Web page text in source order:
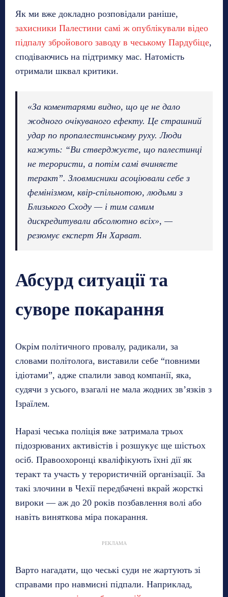
Як ми вже докладно розповідали раніше,
захисники Палестини самі ж опублікували відео
підпалу збройового заводу в чеському Пардубіце,
сподіваючись на підтримку мас. Натомість
отримали шквал критики.
«За коментарями видно, що це не дало
жодного очікуваного ефекту. Це страшний
удар по пропалестинському руху. Люди
кажуть: “Ви стверджуєте, що палестинці
не терористи, а потім самі вчиняєте
теракт”. Зловмисники асоціювали себе з
фемінізмом, квір-спільнотою, людьми з
Близького Сходу — і тим самим
дискредитували абсолютно всіх», —
резюмує експерт Ян Харват.
Абсурд ситуації та
суворе покарання
Окрім політичного провалу, радикали, за
словами політолога, виставили себе “повними
ідіотами”, адже спалили завод компанії, яка,
судячи з усього, взагалі не мала жодних зв’язків з
Ізраїлем.
Наразі чеська поліція вже затримала трьох
підозрюваних активістів і розшукує ще шістьох
осіб. Правоохоронці кваліфікують їхні дії як
теракт та участь у терористичній організації. За
такі злочини в Чехії передбачені вкрай жорсткі
вироки — аж до 20 років позбавлення волі або
навіть виняткова міра покарання.
РЕКЛАМА
Варто нагадати, що чеські суди не жартують зі
справами про навмисні підпали. Наприклад,